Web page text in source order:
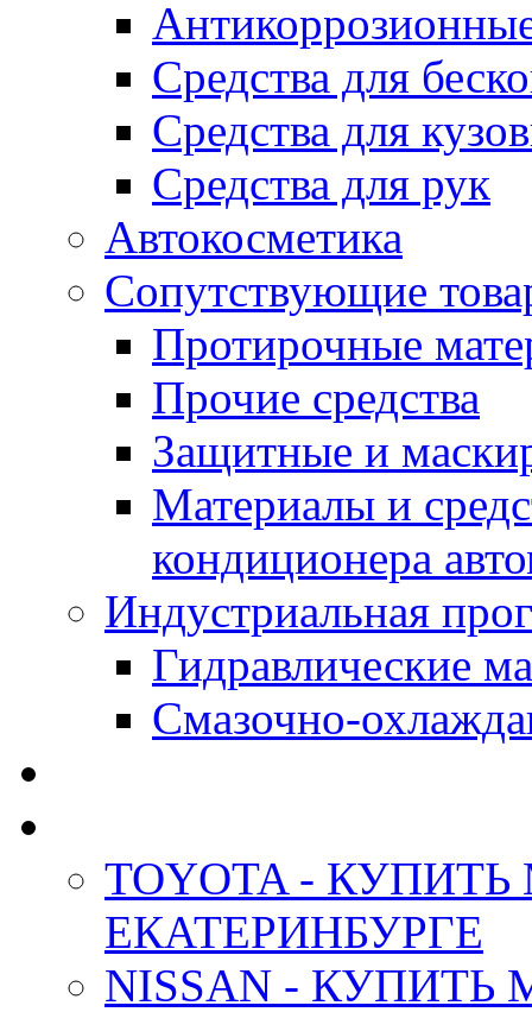
Средства для
Средства для
Средства для рук
Автокосметика
Сопутствующие
Протирочные
Прочие средства
Защитные и
Материалы и
кондиционера
Индустриальная
Гидравлические
Смазочно-
TOYOTA -
ЕКАТЕРИНБУРГЕ
NISSAN -